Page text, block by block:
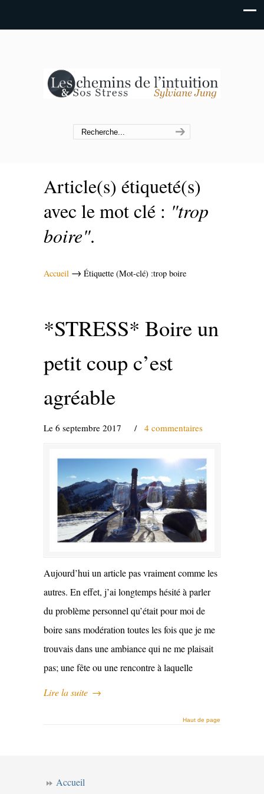
Article(s) étiqueté(s)
avec le mot clé : "trop
boire".
Accueil → Étiquette (Mot-clé) :trop boire
*STRESS* Boire un
petit coup c’est
agréable
Le 6 septembre 2017 / 4 commentaires
Aujourd’hui un article pas vraiment comme les
autres. En effet, j’ai longtemps hésité à parler
du problème personnel qu’était pour moi de
boire sans modération toutes les fois que je me
trouvais dans une ambiance qui ne me plaisait
pas; une fête ou une rencontre à laquelle
Lire la suite →
Haut de page
Accueil